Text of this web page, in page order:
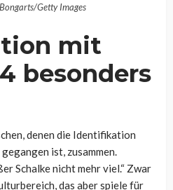
Getty Images
mit
besonders
denen die Identifikation
ist, zusammen.
Schalke nicht mehr viel.“ Zwar
das aber spiele für